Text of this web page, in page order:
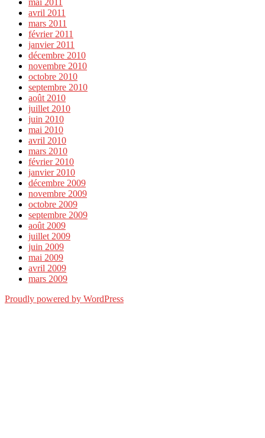
avril 2011
mars 2011
février 2011
janvier 2011
décembre 2010
novembre 2010
octobre 2010
septembre 2010
août 2010
juillet 2010
juin 2010
mai 2010
avril 2010
mars 2010
février 2010
janvier 2010
décembre 2009
novembre 2009
octobre 2009
septembre 2009
août 2009
juillet 2009
juin 2009
mai 2009
avril 2009
mars 2009
Proudly powered by WordPress